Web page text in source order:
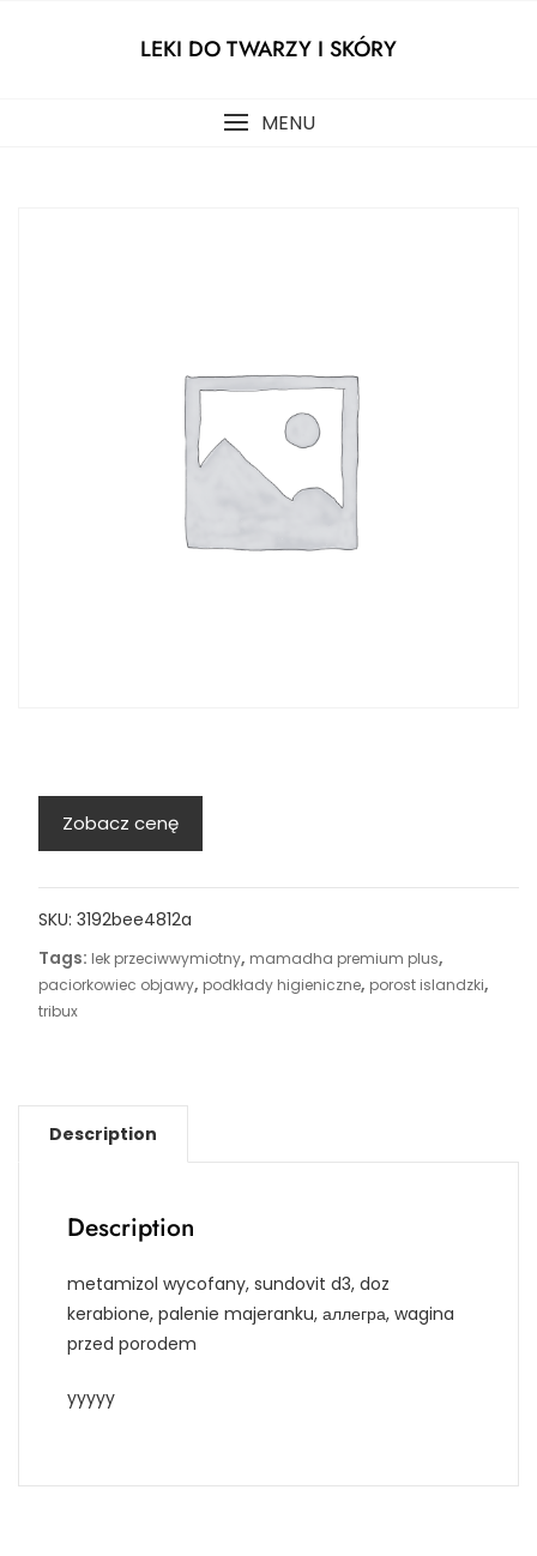
LEKI DO TWARZY I SKÓRY
MENU
Zobacz cenę
SKU: 3192bee4812a
Tags: lek przeciwwymiotny, mamadha premium plus,
paciorkowiec objawy, podkłady higieniczne, porost islandzki,
tribux
Description
Description
metamizol wycofany, sundovit d3, doz
kerabione, palenie majeranku, аллегра, wagina
przed porodem
yyyyy